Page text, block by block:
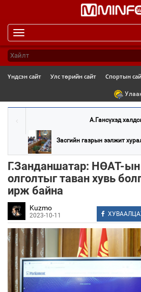
Үндсэн сайт Улс төрийн сайт Спортын
А.Гансүхэд
Засгийн газрын ээлжит
Г.Занданшатар: НӨАТ-ын
олголтыг таван хувь
ирж байна
Kuzmo
2023-10-11